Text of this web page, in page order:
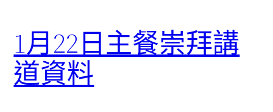
1月22日主餐崇拜講
道資料